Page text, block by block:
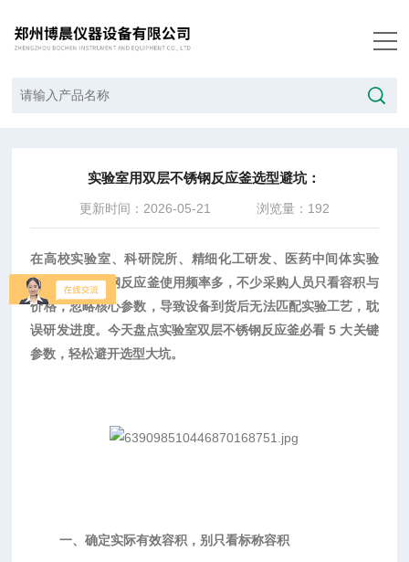
实验室用双层不锈钢反应釜选型避坑：
更新时间：2026-05-21 浏览量：192
在高校实验室、科研院所、精细化工研发、医药中间体实验
中，双层不锈钢反应釜使用频率多 ，不少采购人员只看容积与
价格，忽略核心参数，导致设备到货后无法匹配实验工艺，耽
误研发进度。今天盘点实验室双层不锈钢反应釜必看 5 大关键
参数，轻松避开选型大坑。
一、确定实际有效容积，别只看标称容积